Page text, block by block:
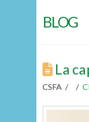
BLOG
La
CSFA